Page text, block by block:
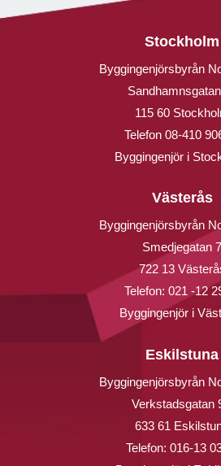
Stockholm
Byggingenjörsbyrån
115 60
Telefon 08-410
Byggingenjör i
Västerås
Byggingenjörsbyrån
Smedjegatan 7
722 13
Telefon: 021 -12
Byggingenjör i
Eskilstuna
Byggingenjörsbyrån
Verkstadsgatan
633 61
Telefon: 016-13